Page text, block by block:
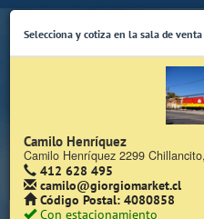
(Whatsapp Sólo de Lunes a
Selecciona y cotiza en la sala de
Camilo Henríquez
Camilo Henríquez 2299
412 628 495
camilo@giorgiomarket.cl
Código Postal: 4080858
Con estacionamiento